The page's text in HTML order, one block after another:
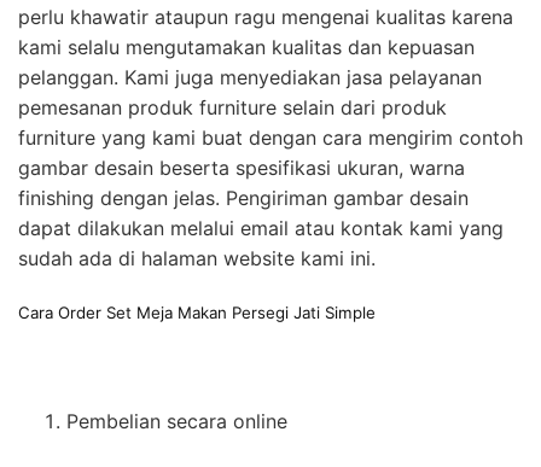
perlu khawatir ataupun ragu mengenai kualitas karena
kami selalu mengutamakan kualitas dan kepuasan
pelanggan. Kami juga menyediakan jasa pelayanan
pemesanan produk furniture selain dari produk
furniture yang kami buat dengan cara mengirim contoh
gambar desain beserta spesifikasi ukuran, warna
finishing dengan jelas. Pengiriman gambar desain
dapat dilakukan melalui email atau kontak kami yang
sudah ada di halaman website kami ini.
Cara Order Set Meja Makan Persegi Jati Simple
Pembelian secara online